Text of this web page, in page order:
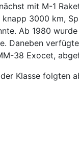
mit M-1
3000 km,
Ab 1980
Daneben
38 Exocet,
Klasse folgten